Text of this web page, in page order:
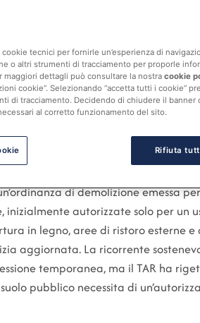
di demolizione emessa
autorizzate solo per un
in legno, aree di ristoro esterne e
aggiornata. La ricorrente
temporanea, ma il TAR ha
pubblico necessita di
tecnici per fornirle un’esperienza di
o altri strumenti di tracciamento per proporle
maggiori dettagli può consultare la nostra cookie
cookie”. Selezionando “accetta tutti i cookie”
di tracciamento. Decidendo di chiudere il banner
al corretto funzionamento del sito.
Rifiuta